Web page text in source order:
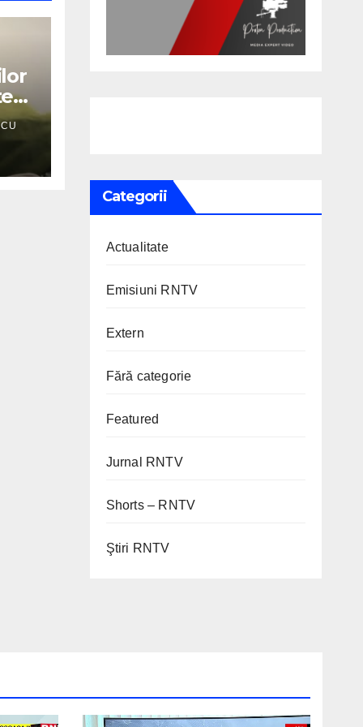
Categorii
Actualitate
Emisiuni RNTV
Extern
Fără categorie
Featured
Jurnal RNTV
Shorts – RNTV
Ştiri RNTV